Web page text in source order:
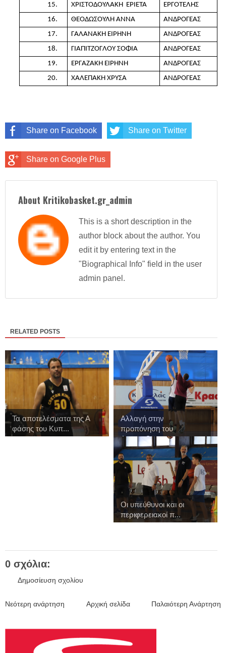
15.
ΧΡΙΣΤΟΔΟΥΛΑΚΗ ΕΡΙΕΤΑ
ΕΡΓΟΤΕΛΗΣ
16.
ΘΕΟΔΩΣΟΥΛΗ ΑΝΝΑ
ΑΝΔΡΟΓΕΑΣ
17.
ΓΑΛΑΝΑΚΗ ΕΙΡΗΝΗ
ΑΝΔΡΟΓΕΑΣ
18.
ΓΙΑΠΙΤΖΟΓΛΟΥ ΣΟΦΙΑ
ΑΝΔΡΟΓΕΑΣ
19.
ΕΡΓΑΖΑΚΗ ΕΙΡΗΝΗ
ΑΝΔΡΟΓΕΑΣ
20.
ΧΑΛΕΠΑΚΗ ΧΡΥΣΑ ΑΝΔΡΟΓΕΑΣ
Share on Facebook Share on Twitter
Share on Google Plus
About Kritikobasket.gr_admin
This is a short description in the
author block about the author. You
edit it by entering text in the
"Biographical Info" field in the user
admin panel.
RELATED POSTS
Τα αποτελέσματα της Α
φάσης του Κυπ...
Αλλαγή στην
προπόνηση του
Αναπτυξια...
Οι υπεύθυνοι και οι
περιφερειακοί π...
0 σχόλια:
Δημοσίευση σχολίου
Νεότερη ανάρτηση Παλαιότερη Ανάρτηση
Αρχική σελίδα